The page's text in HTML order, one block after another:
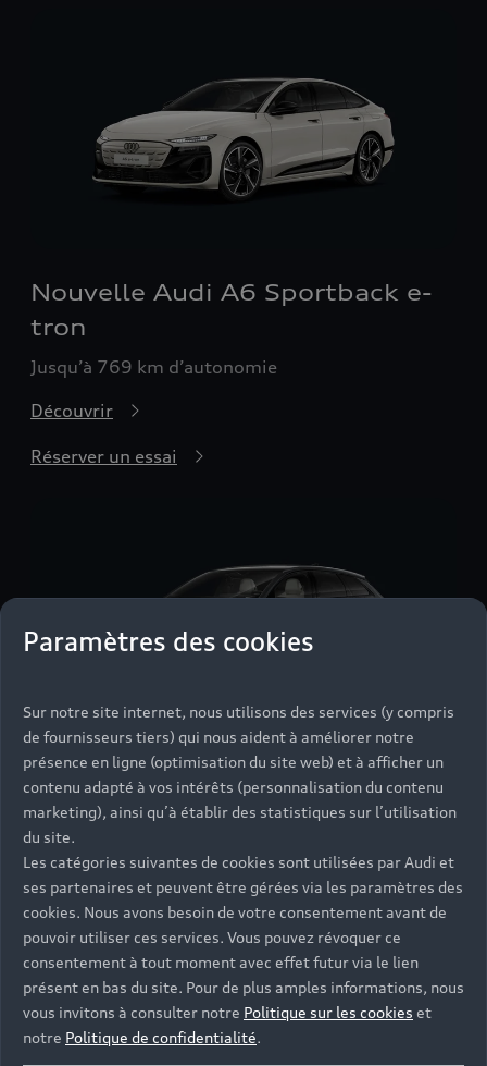
Nouvelle Audi A6 Sportback e-
tron
Jusqu’à 769 km d’autonomie
Découvrir
Réserver un essai
Nouvelle Audi A6 Avant e-tron
Jusqu’à 732 km d’autonomie
Découvrir
Réserver un essai
Paramètres des cookies
Sur notre site internet, nous utilisons des services (y compris
de fournisseurs tiers) qui nous aident à améliorer notre
présence en ligne (optimisation du site web) et à afficher un
contenu adapté à vos intérêts (personnalisation du contenu
marketing), ainsi qu’à établir des statistiques sur l’utilisation
du site.
Les catégories suivantes de cookies sont utilisées par Audi et
ses partenaires et peuvent être gérées via les paramètres des
cookies. Nous avons besoin de votre consentement avant de
pouvoir utiliser ces services. Vous pouvez révoquer ce
consentement à tout moment avec effet futur via le lien
présent en bas du site. Pour de plus amples informations, nous
vous invitons à consulter notre Politique sur les cookies et
notre Politique de confidentialité.